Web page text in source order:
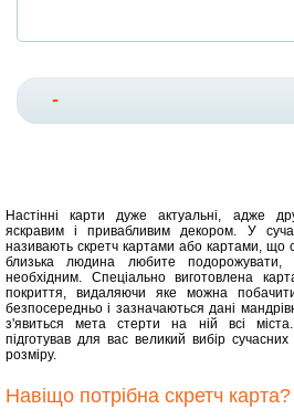
-
Настінні карти дуже актуальні, адже
яскравим і привабливим декором. У
називають скретч картами або картами,
близька людина любите
необхідним. Спеціально виготовлена
покриття, видаляючи яке можна
безпосередньо і зазначаються дані
з'явиться мета стерти на ній всі
підготував для вас великий вибір
розміру.
Навіщо потрібна скретч карта?